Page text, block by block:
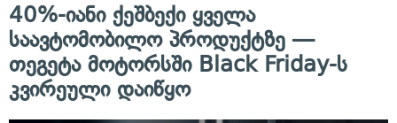
40%-იანი ქეშბექი ყველა
საავტომობილო პროდუქტზე —
თეგეტა მოტორსში Black Friday-ს
კვირეული დაიწყო